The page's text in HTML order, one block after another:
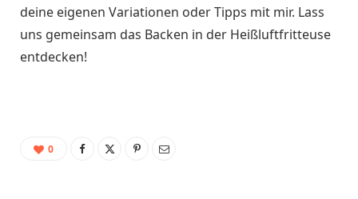
deine eigenen Variationen oder Tipps mit mir. Lass
uns gemeinsam das Backen in der Heißluftfritteuse
entdecken!
0